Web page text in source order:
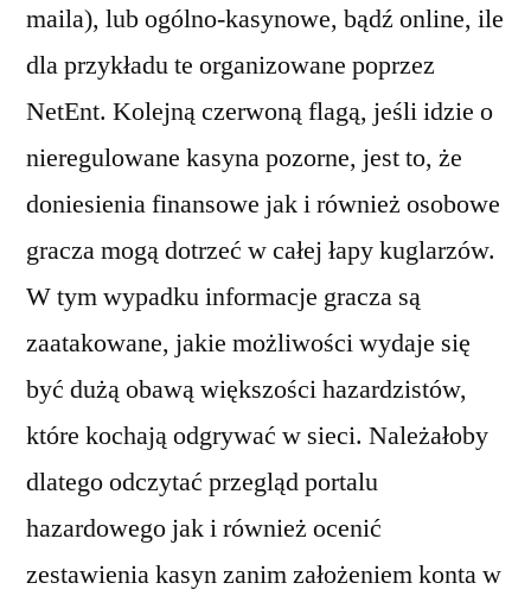
maila), lub ogólno-kasynowe, bądź online, ile
dla przykładu te organizowane poprzez
NetEnt. Kolejną czerwoną flagą, jeśli idzie o
nieregulowane kasyna pozorne, jest to, że
doniesienia finansowe jak i również osobowe
gracza mogą dotrzeć w całej łapy kuglarzów.
W tym wypadku informacje gracza są
zaatakowane, jakie możliwości wydaje się
być dużą obawą większości hazardzistów,
które kochają odgrywać w sieci. Należałoby
dlatego odczytać przegląd portalu
hazardowego jak i również ocenić
zestawienia kasyn zanim założeniem konta w